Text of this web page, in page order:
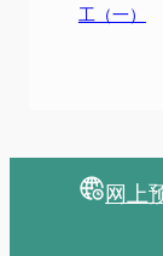
工（一）
网上